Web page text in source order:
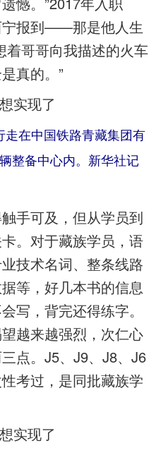
宁报到——那是他人生
着哥哥向我描述的火车
真的。”
在中国铁路青藏集团有
整备中心内。新华社记
手可及，但从学员到
。对于藏族学员，语
技术名词、整条线路
等，好几本书的信息
写，背完还得练字。
越来越强烈，次仁心
点。J5、J9、J8、J6
考过，是同批藏族学